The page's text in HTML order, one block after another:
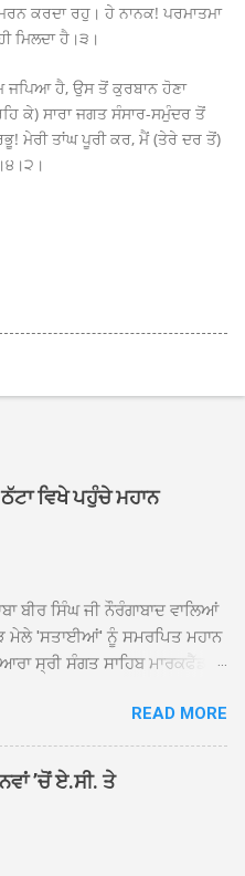
ਕਰਦਾ ਰਹੁ। ਹੇ ਨਾਨਕ! ਪਰਮਾਤਮਾ
ਮਿਲਦਾ ਹੈ।੩।
ਜਪਿਆ ਹੈ, ਉਸ ਤੋਂ ਕੁਰਬਾਨ ਹੋਣਾ
ਕੇ) ਸਾਰਾ ਜਗਤ ਸੰਸਾਰ-ਸਮੁੰਦਰ ਤੋਂ
ਮੇਰੀ ਤਾਂਘ ਪੂਰੀ ਕਰ, ਮੈਂ (ਤੇਰੇ ਦਰ ਤੋਂ)
ਵਿਖੇ ਪਹੁੰਚੇ ਮਹਾਨ
ਬੀਰ ਸਿੰਘ ਜੀ ਨੌਰੰਗਾਬਾਦ ਵਾਲਿਆਂ
ਮੇਲੇ 'ਸਤਾਈਆਂ' ਨੂੰ ਸਮਰਪਿਤ ਮਹਾਨ
ਸ੍ਰੀ ਸੰਗਤ ਸਾਹਿਬ ਮਾਰਕਫੈੱਡ
ਪਿਆਰਿਆਂ ਦੀ ਅਗਵਾਈ ਵਿੱਚ
ਹੋ ਕੇ ਪਿੰਡ ਭਗਤਪੁਰ,
ਮਜਾਦਪੁਰ, ਕੁੱਲੀਆਂ, ਰੱਤਾ ਨੌ
ਸਾਬੂਵਾਲ, ਦਰੀਏਵਾਲ,
READ MORE
’ਚੋਂ ਏ.ਸੀ. ਤੇ